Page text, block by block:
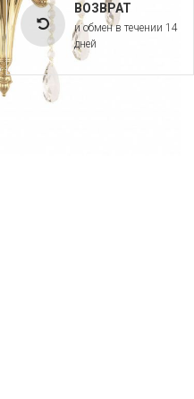
ВОЗВРАТ
и обмен в течении 14
дней